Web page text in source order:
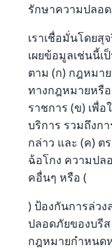
รักษาความปลอ
เราเชื่อมั่นโดยสุ
เผยข้อมูลเช่นนี้เ
ตาม (ก) กฎหมา
ทางกฎหมายหรื
ราชการ (ข) เพื่
บริการ รวมถึงก
กล่าว และ (ค) ต
ฉ้อโกง ความปล
คอื่นๆ หรือ (
) ป้องกันการล่ว
ปลอดภัยของบรี
กฎหมายกำหนด